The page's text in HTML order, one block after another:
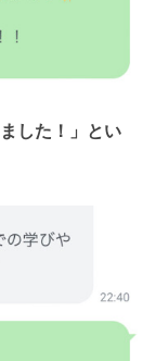
した！」とい